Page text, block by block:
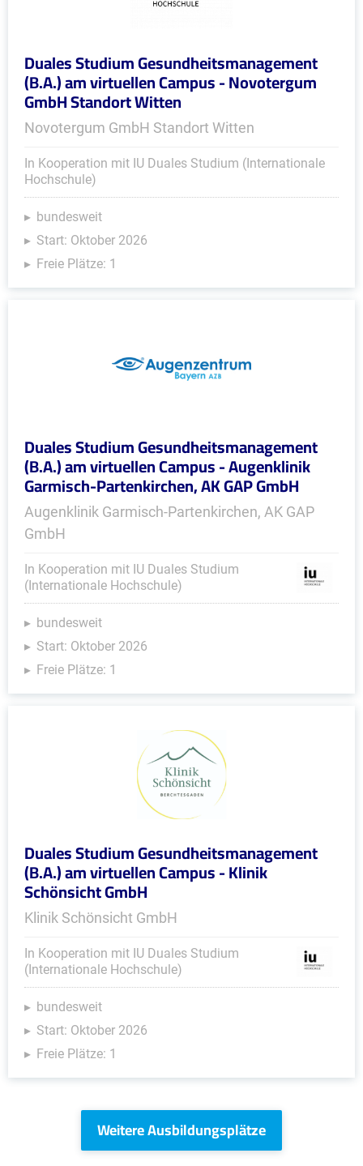
Duales Studium Gesundheitsmanagement
(B.A.) am virtuellen Campus - Novotergum
GmbH Standort Witten
Novotergum GmbH Standort Witten
In Kooperation mit IU Duales Studium (Internationale
Hochschule)
bundesweit
Start: Oktober 2026
Freie Plätze: 1
Duales Studium Gesundheitsmanagement
(B.A.) am virtuellen Campus - Augenklinik
Garmisch-Partenkirchen, AK GAP GmbH
Augenklinik Garmisch-Partenkirchen, AK GAP
GmbH
In Kooperation mit IU Duales Studium
(Internationale Hochschule)
bundesweit
Start: Oktober 2026
Freie Plätze: 1
Duales Studium Gesundheitsmanagement
(B.A.) am virtuellen Campus - Klinik
Schönsicht GmbH
Klinik Schönsicht GmbH
In Kooperation mit IU Duales Studium
(Internationale Hochschule)
bundesweit
Start: Oktober 2026
Freie Plätze: 1
Weitere Ausbildungsplätze